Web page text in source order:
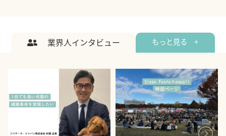
業界人インタビュー もっと見る +